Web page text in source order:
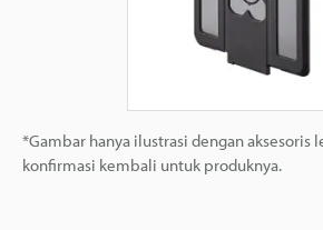
*Gambar hanya ilustrasi dengan aksesoris
konfirmasi kembali untuk produknya.